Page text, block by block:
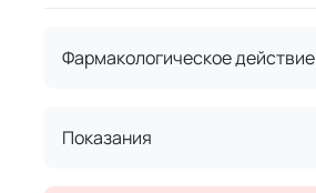
Фармакологическое действие
Показания